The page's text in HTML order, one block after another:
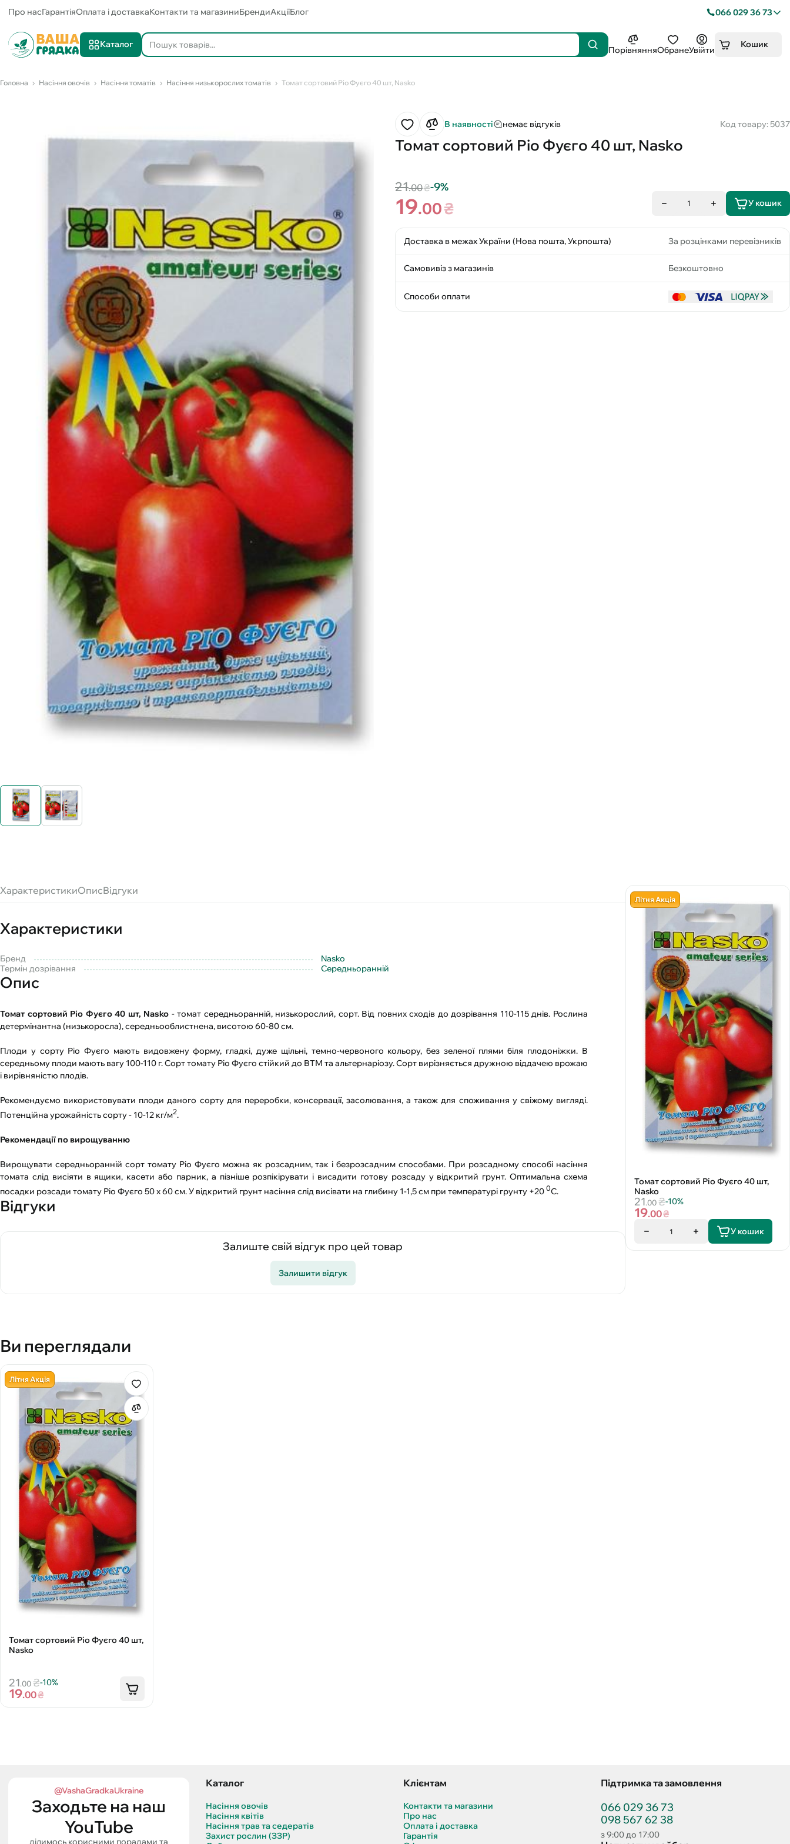
Про насГарантіяОплата і доставкаКонтакти та магазиниБрендиАкціїБлог 066 029 36 73
Каталог
ПорівнянняОбранеУвійти
Кошик
Головна Насіння овочів Насіння томатів Насіння низькорослих томатів Томат сортовий Ріо Фуєго 40 шт, Nasko
В наявності немає відгуків Код товару: 5037
Томат сортовий Ріо Фуєго 40 шт, Nasko
21.00₴-9%
19.00₴ 1 У кошик
Доставка в межах України (Нова пошта, Укрпошта) За розцінками перевізників
Самовивіз з магазинів Безкоштовно
Способи оплати
ХарактеристикиОписВідгуки
Характеристики
Бренд
Nasko
Термін дозрівання
Середньоранній
Опис
Томат сортовий Ріо Фуєго 40 шт, Nasko - томат середньоранній, низькорослий, сорт. Від повних сходів до дозрівання 110-115 днів. Рослина
детермінантна (низькоросла), середньооблистнена, висотою 60-80 см.
Плоди у сорту Ріо Фуєго мають видовжену форму, гладкі, дуже щільні, темно-червоного кольору, без зеленої плями біля плодоніжки. В
середньому плоди мають вагу 100-110 г. Сорт томату Ріо Фуєго стійкий до ВТМ та альтернаріозу. Сорт вирізняється дружною віддачею врожаю
і вирівняністю плодів.
Рекомендуємо використовувати плоди даного сорту для переробки, консервації, засолювання, а також для споживання у свіжому вигляді.
Потенційна урожайність сорту - 10-12 кг/м2.
Рекомендації по вирощуванню
Вирощувати середньоранній сорт томату Ріо Фуєго можна як розсадним, так і безрозсадним способами. При розсадному способі насіння
томата слід висіяти в ящики, касети або парник, а пізніше розпікірувати і висадити готову розсаду у відкритий грунт. Оптимальна схема
посадки розсади томату Ріо Фуєго 50 х 60 см. У відкритий грунт насіння слід висівати на глибину 1-1,5 см при температурі грунту +20 0С.
Відгуки
Залиште свій відгук про цей товар
Залишити відгук
Літня Акція
Томат сортовий Ріо Фуєго 40 шт,
Nasko
21.00 ₴-10%
19.00₴
1 У кошик
Ви переглядали
Літня Акція
Томат сортовий Ріо Фуєго 40 шт,
Nasko
21.00 ₴-10%
19.00₴
@VashaGradkaUkraine
Заходьте на наш
YouTube
ділимось корисними порадами та
Каталог
Насіння овочів
Насіння квітів
Насіння трав та седератів
Захист рослин (ЗЗР)
Клієнтам
Контакти та магазини
Про нас
Оплата і доставка
Гарантія
Підтримка та замовлення
066 029 36 73
098 567 62 38
з 9:00 до 17:00